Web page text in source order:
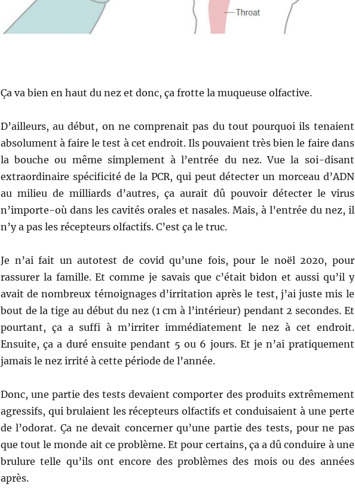
Ça va bien en haut du nez et donc, ça frotte la muqueuse olfactive.
D’ailleurs, au début, on ne comprenait pas du tout pourquoi ils tenaient
absolument à faire le test à cet endroit. Ils pouvaient très bien le faire dans
la bouche ou même simplement à l’entrée du nez. Vue la soi-disant
extraordinaire spécificité de la PCR, qui peut détecter un morceau d’ADN
au milieu de milliards d’autres, ça aurait dû pouvoir détecter le virus
n’importe-où dans les cavités orales et nasales. Mais, à l’entrée du nez, il
n’y a pas les récepteurs olfactifs. C’est ça le truc.
Je n’ai fait un autotest de covid qu’une fois, pour le noël 2020, pour
rassurer la famille. Et comme je savais que c’était bidon et aussi qu’il y
avait de nombreux témoignages d’irritation après le test, j’ai juste mis le
bout de la tige au début du nez (1 cm à l’intérieur) pendant 2 secondes. Et
pourtant, ça a suffi à m’irriter immédiatement le nez à cet endroit.
Ensuite, ça a duré ensuite pendant 5 ou 6 jours. Et je n’ai pratiquement
jamais le nez irrité à cette période de l’année.
Donc, une partie des tests devaient comporter des produits extrêmement
agressifs, qui brulaient les récepteurs olfactifs et conduisaient à une perte
de l’odorat. Ça ne devait concerner qu’une partie des tests, pour ne pas
que tout le monde ait ce problème. Et pour certains, ça a dû conduire à une
brulure telle qu’ils ont encore des problèmes des mois ou des années
après.